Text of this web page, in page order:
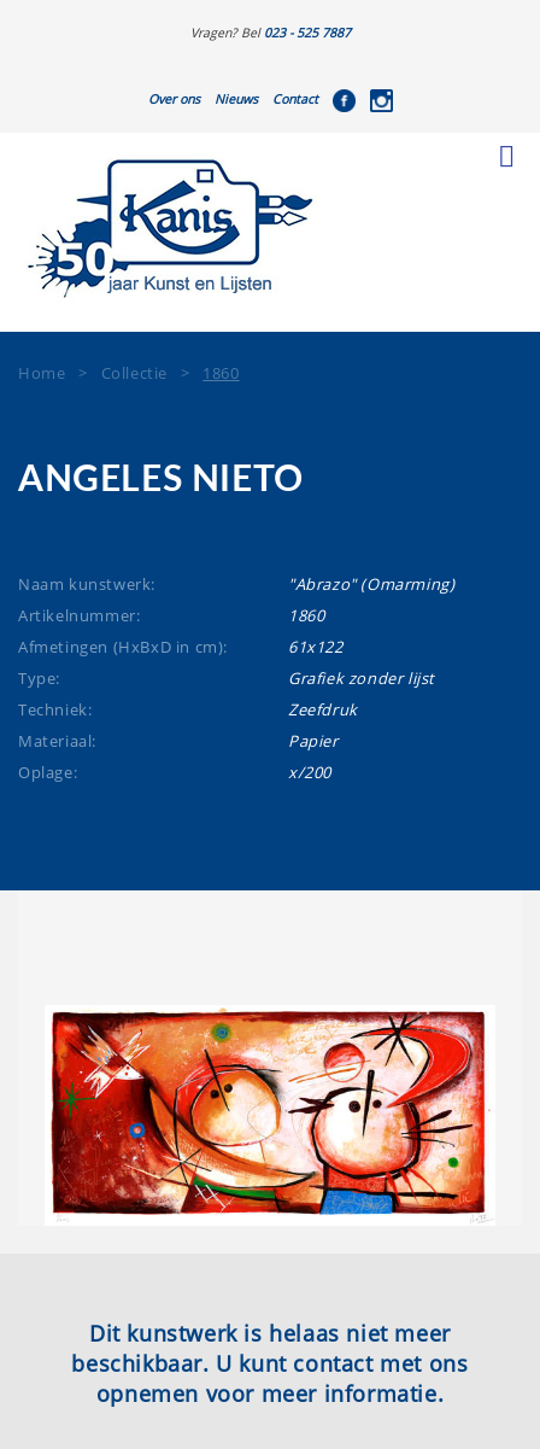
Vragen? Bel 023 - 525 7887
Over ons Nieuws Contact
Home > Collectie > 1860
ANGELES NIETO
Naam kunstwerk:
"Abrazo" (Omarming)
Artikelnummer:
1860
Afmetingen (HxBxD in cm):
61x122
Type:
Grafiek zonder lijst
Techniek:
Zeefdruk
Materiaal:
Papier
Oplage:
x/200
Dit kunstwerk is helaas niet meer
beschikbaar. U kunt contact met ons
opnemen voor meer informatie.